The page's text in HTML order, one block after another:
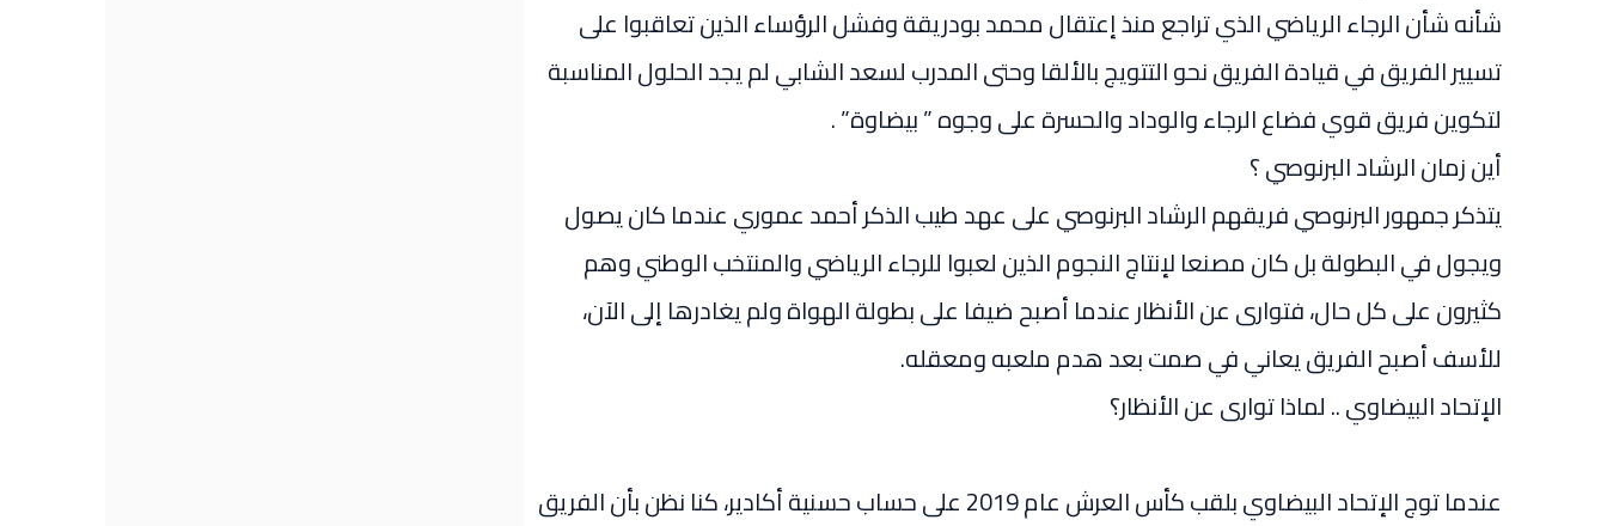
شأنه شأن الرجاء الرياضي الذي تراجع منذ إعتقال محمد بودريقة وفشل الرؤساء الذين تعاقبوا على
تسيير الفريق في قيادة الفريق نحو التتويج بالألقا وحتى المدرب لسعد الشابي لم يجد الحلول المناسبة
لتكوين فريق قوي فضاع الرجاء والوداد والحسرة على وجوه ” بيضاوة” .
أين زمان الرشاد البرنوصي ؟
يتذكر جمهور البرنوصي فريقهم الرشاد البرنوصي على عهد طيب الذكر أحمد عموري عندما كان يصول
ويجول في البطولة بل كان مصنعا لإنتاج النجوم الذين لعبوا للرجاء الرياضي والمنتخب الوطني وهم
كثيرون على كل حال، فتوارى عن الأنظار عندما أصبح ضيفا على بطولة الهواة ولم يغادرها إلى الآن،
للأسف أصبح الفريق يعاني في صمت بعد هدم ملعبه ومعقله.
الإتحاد البيضاوي .. لماذا توارى عن الأنظار؟
عندما توج الإتحاد البيضاوي بلقب كأس العرش عام 2019 على حساب حسنية أكادير، كنا نظن بأن الفريق